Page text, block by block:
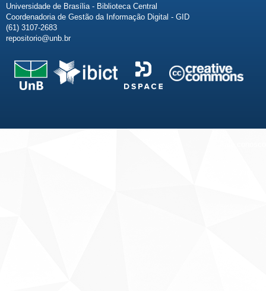
Universidade de Brasília - Biblioteca Central
Coordenadoria de Gestão da Informação Digital - GID
(61) 3107-2683
repositorio@unb.br